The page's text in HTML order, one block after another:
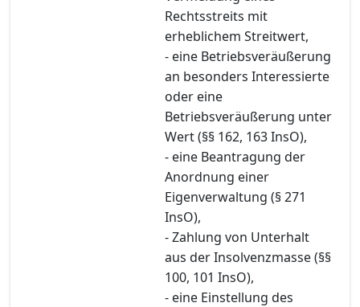
Rechtsstreits mit
erheblichem Streitwert,
- eine Betriebsveräußerung
an besonders Interessierte
oder eine
Betriebsveräußerung unter
Wert (§§ 162, 163 InsO),
- eine Beantragung der
Anordnung einer
Eigenverwaltung (§ 271
InsO),
- Zahlung von Unterhalt
aus der Insolvenzmasse (§§
100, 101 InsO),
- eine Einstellung des